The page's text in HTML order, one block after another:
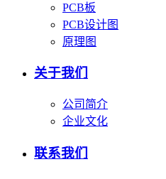
PCB板
PCB设计图
原理图
关于我们
公司简介
企业文化
联系我们